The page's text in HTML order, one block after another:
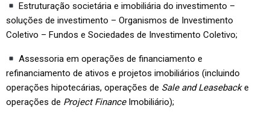
Estruturação societária e imobiliária do investimento –
soluções de investimento – Organismos de Investimento
Coletivo – Fundos e Sociedades de Investimento Coletivo;
Assessoria em operações de financiamento e
refinanciamento de ativos e projetos imobiliários (incluindo
operações hipotecárias, operações de Sale and Leasebacke
operações de Project FinanceImobiliário);